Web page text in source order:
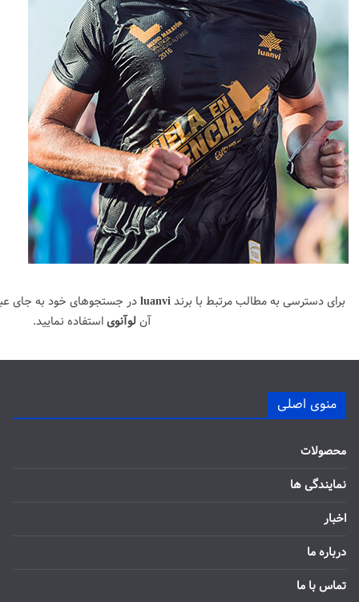
برای دسترسی به مطالب مرتبط با برندluanviدر جستجوهای خود به جای
آن لوآنویاستفاده نمایید.
منوی اصلی
محصولات
نمایندگی ها
اخبار
درباره ما
تماس با ما